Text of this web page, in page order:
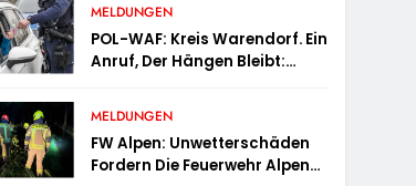
MELDUNGEN
POL-WAF: Kreis Warendorf. Ein
Anruf, Der Hängen Bleibt:
17-Jährigen Wieder Einholt
MELDUNGEN
FW Alpen: Unwetterschäden
Fordern Die Feuerwehr Alpen